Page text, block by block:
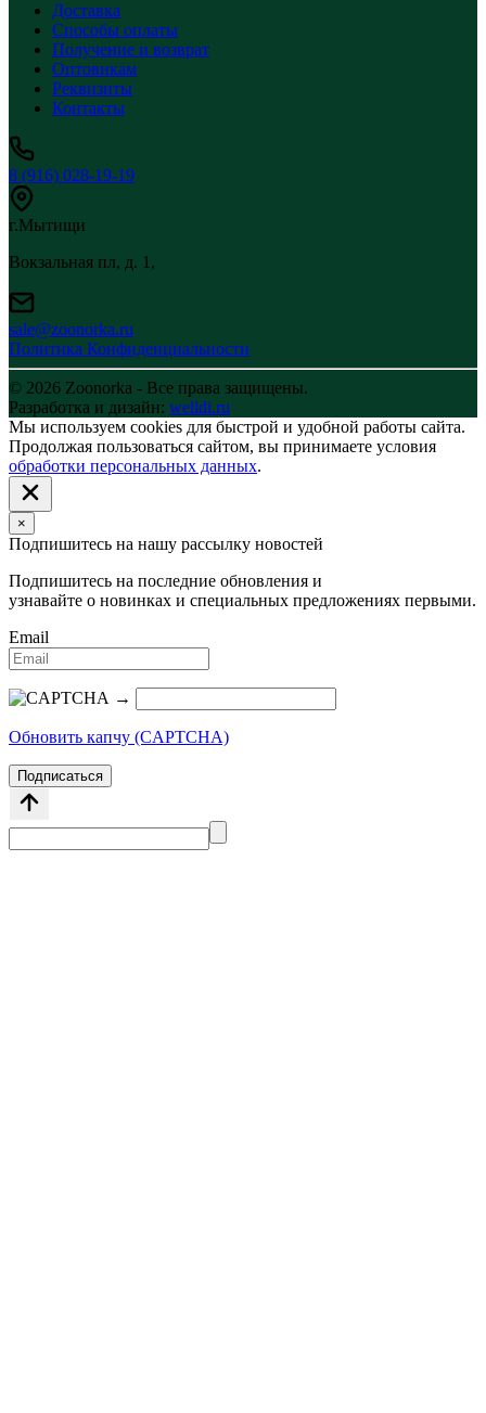
Доставка
Способы оплаты
Получение и возврат
Оптовикам
Реквизиты
Контакты
8 (916) 028-19-19
г.Мытищи
Вокзальная пл, д. 1,
sale@zoonorka.ru
Политика Конфиденциальности
© 2026 Zoonorka - Все права защищены.
Разработка и дизайн: welldi.ru
Мы используем cookies для быстрой и удобной работы сайта.
Продолжая пользоваться сайтом, вы принимаете условия
обработки персональных данных.
×
Подпишитесь на нашу рассылку новостей
Подпишитесь на последние обновления и
узнавайте о новинках и специальных предложениях первыми.
Email
→
Обновить капчу (CAPTCHA)
Подписаться